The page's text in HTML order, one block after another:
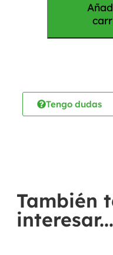
Tengo dudas
También
interesar...